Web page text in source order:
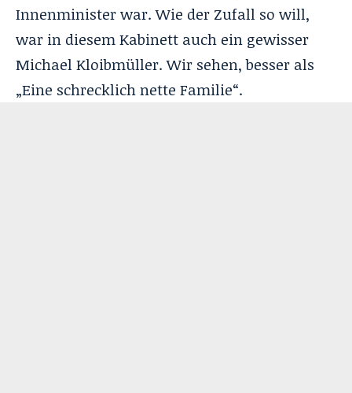
Innenminister war. Wie der Zufall so will,
war in diesem Kabinett auch ein gewisser
Michael Kloibmüller. Wir sehen, besser als
„Eine schrecklich nette Familie“.